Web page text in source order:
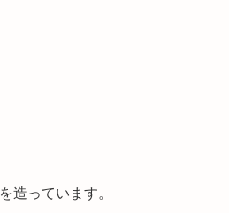
を造っています。